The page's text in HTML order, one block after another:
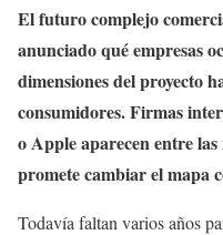
El futuro complejo
anunciado qué empresas
dimensiones del proyecto
consumidores. Firmas
o Apple aparecen entre
promete cambiar el mapa
Todavía faltan varios años